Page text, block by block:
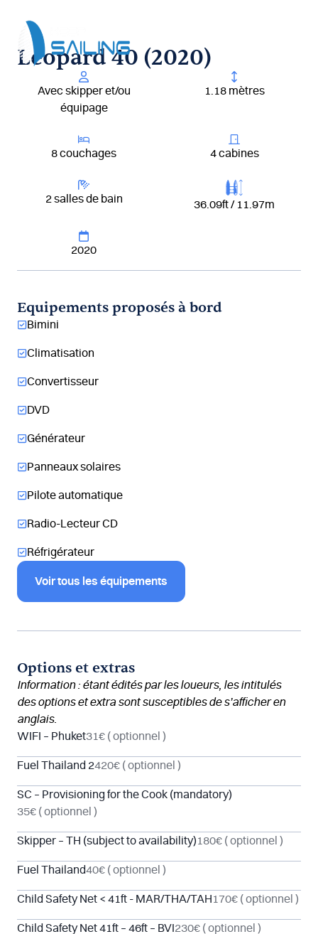
contenu
Leopard 40 (2020)
Avec skipper et/ou
équipage
1.18 mètres
8 couchages 4 cabines
2 salles de bain 36.09ft / 11.97m
2020
Equipements proposés à bord
Bimini
Climatisation
Convertisseur
DVD
Générateur
Panneaux solaires
Pilote automatique
Radio-Lecteur CD
Réfrigérateur
Voir tous les équipements
Options et extras
Information : étant édités par les loueurs, les intitulés
des options et extra sont susceptibles de s’afficher en
anglais.
WIFI – Phuket31€ ( optionnel )
Fuel Thailand 2420€ ( optionnel )
SC – Provisioning for the Cook (mandatory)
35€ ( optionnel )
Skipper – TH (subject to availability)180€ ( optionnel )
Fuel Thailand40€ ( optionnel )
Child Safety Net < 41ft - MAR/THA/TAH 170€ ( optionnel )
Child Safety Net 41ft – 46ft – BVI 230€ ( optionnel )